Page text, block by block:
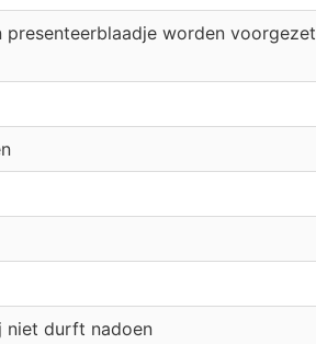
presenteerblaadje worden voorgezet
niet durft nadoen